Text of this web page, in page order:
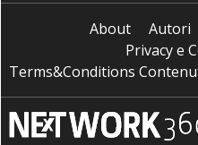
About Autori
Privacy e
Terms&Conditions